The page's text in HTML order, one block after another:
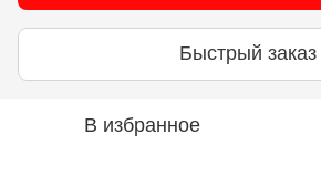
Быстрый заказ
В избранное